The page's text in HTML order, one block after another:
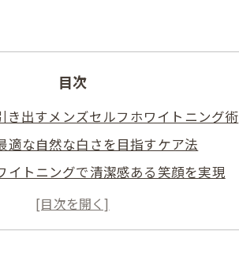
目次
き出すメンズセルフホワイトニング術
適な自然な白さを目指すケア法
イトニングで清潔感ある笑顔を実現
るメンズ向けホワイトニング習慣
けるメンズのオーラルケアポイント